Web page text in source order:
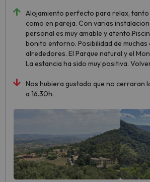
Alojamiento perfecto para relax, tanto
como en pareja. Con varias
personal es muy amable y
bonito entorno. Posibilidad de
alrededores. El Parque natural y el
La estancia ha sido muy positiva.
Nos hubiera gustado que no cerraran
a 16.30h.